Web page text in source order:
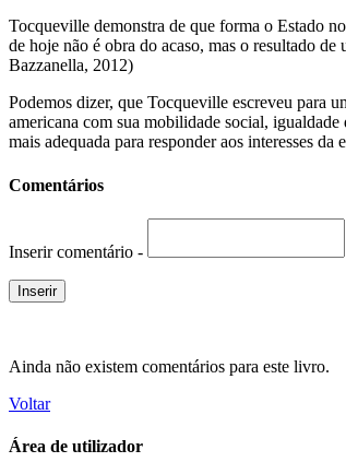
Tocqueville demonstra de que forma o Estado
de hoje não é obra do acaso, mas o resultado
Bazzanella, 2012)
Podemos dizer, que Tocqueville escreveu para
americana com sua mobilidade social,
mais adequada para responder aos interesses
Comentários
Inserir comentário -
Ainda não existem comentários para este livro.
Voltar
Área de utilizador